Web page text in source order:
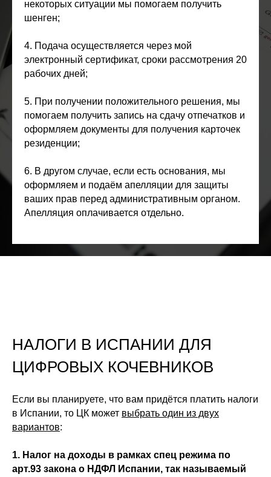
некоторых ситуации мы помогаем получить
шенген;
4. Подача осуществляется через мой
электронный сертификат, сроки рассмотрения 20
рабочих дней;
5. При получении положительного решения, мы
помогаем получить запись на сдачу отпечатков и
оформляем документы для получения карточек
резиденции;
6. В другом случае, если есть основания, мы
оформляем и подаём апелляции для защиты
ваших прав перед административным органом.
Апелляция оплачивается отдельно.
НАЛОГИ В ИСПАНИИ ДЛЯ
ЦИФРОВЫХ КОЧЕВНИКОВ
Если вы планируете, что вам придётся платить налоги
в Испании, то ЦК может выбрать один из двух
вариантов:
1. Налог на доходы в рамках спец режима по
арт.93 закона о НДФЛ Испании, так называемый